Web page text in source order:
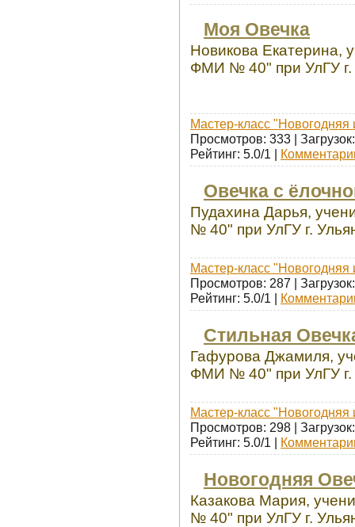
Моя Овечка
Новикова Екатерина,
ФМИ № 40" при УлГУ г.
Мастер-класс
Просмотров: 333 |
Рейтинг: 5.0/1 |
Овечка с
Пудахина Дарья,
№ 40" при УлГУ г.
Мастер-класс
Просмотров: 287 |
Рейтинг: 5.0/1 |
Стильная
Гафурова Джамиля,
ФМИ № 40" при УлГУ г.
Мастер-класс
Просмотров: 298 |
Рейтинг: 5.0/1 |
Новогодняя
Казакова Мария,
№ 40" при УлГУ г.